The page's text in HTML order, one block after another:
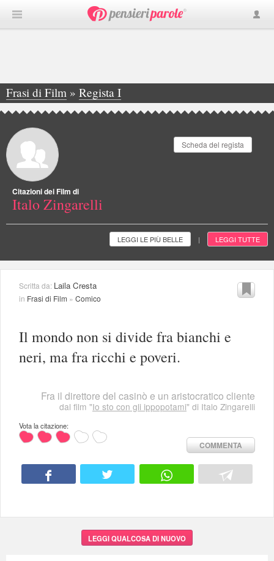
Frasi di Film » Regista I
»Italo Zingarelli
Scheda del regista
Citazioni dei Film di
Italo Zingarelli
LEGGI LE PIÙ BELLE | LEGGI TUTTE
Scritta da: Laila Cresta
in Frasi di Film » Comico
Il mondo non si divide fra bianchi e
neri, ma fra ricchi e poveri.
Fra il direttore del casinò e un aristocratico cliente
dal film "Io sto con gli ippopotami" di Italo Zingarelli
Vota la citazione:
COMMENTA
LEGGI QUALCOSA DI NUOVO